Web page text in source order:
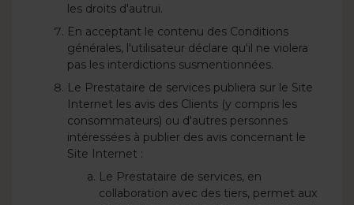
les droits d'autrui.
En acceptant le contenu des Conditions
générales, l'utilisateur déclare qu'il ne violera
pas les interdictions susmentionnées.
Le Prestataire de services publiera sur le Site
Internet les avis des Clients (y compris les
consommateurs) ou d'autres personnes
intéressées à publier des avis concernant le
Site Internet :
Le Prestataire de services, en
collaboration avec des tiers, permet aux